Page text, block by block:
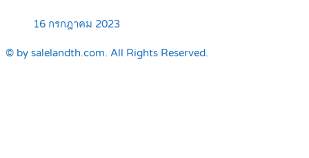
16 กรกฎาคม 2023
© by salelandth.com. All Rights Reserved.